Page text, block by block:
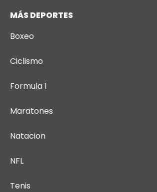
MÁS DEPORTES
Boxeo
Ciclismo
Formula 1
Maratones
Natacion
NFL
Tenis